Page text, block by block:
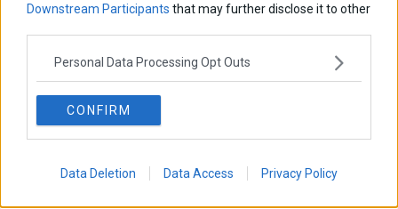
Downstream Participants that may further disclose it to other
Personal Data Processing Opt Outs
CONFIRM
Data Deletion Data Access Privacy Policy
LATEST FROM BLOG